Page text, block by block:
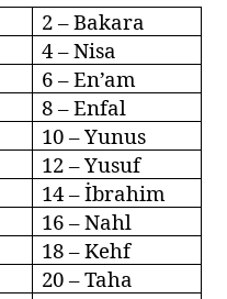
2 – Bakara
4 – Nisa
6 –En’am
8 –Enfal
10 – Yunus
12 – Yusuf
14 – İbrahim
16 –Nahl
18 –Kehf
20 – Taha